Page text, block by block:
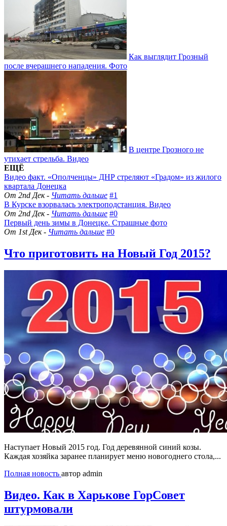
Как выглядит Грозный
после вчерашнего нападения. Фото
В центре Грозного не
утихает стрельба. Видео
ЕЩЁ
Видео факт. «Ополченцы» ДНР стреляют «Градом» из жилого
квартала Донецка
От 2nd Дек - Читать дальше #1
В Курске взорвалась электроподстанция. Видео
От 2nd Дек - Читать дальше #0
Первый день зимы в Донецке. Страшные фото
От 1st Дек - Читать дальше #0
Что приготовить на Новый Год 2015?
Наступает Новый 2015 год. Год деревянной синий козы.
Каждая хозяйка заранее планирует меню новогоднего стола,...
Полная новость автор admin
Видео. Как в Харькове ГорСовет
штурмовали